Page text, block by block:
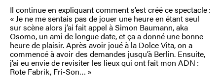
Il continue en expliquant comment s’est créé ce spectacle :
« Je ne me sentais pas de jouer une heure en étant seul
sur scène alors j’ai fait appel à Simon Baumann, aka
Osomo, un ami de longue date, et ça a donné une bonne
heure de plaisir. Après avoir joué à la Dolce Vita, on a
commencé à avoir des demandes jusqu’à Berlin. Ensuite,
j’ai eu envie de revisiter les lieux qui ont fait mon ADN :
Rote Fabrik, Fri-Son… »